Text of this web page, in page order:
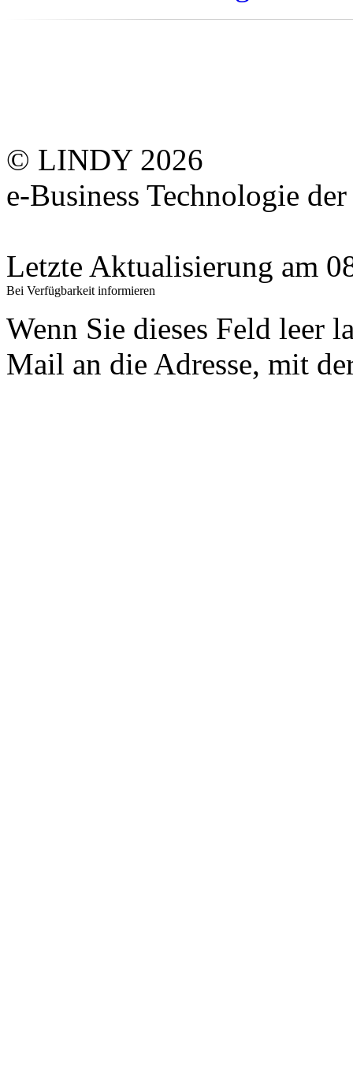
© LINDY 2026
e-Business Technologie
Letzte Aktualisierung am
Bei Verfügbarkeit informieren
Wenn Sie dieses Feld leer
Mail an die Adresse, mit